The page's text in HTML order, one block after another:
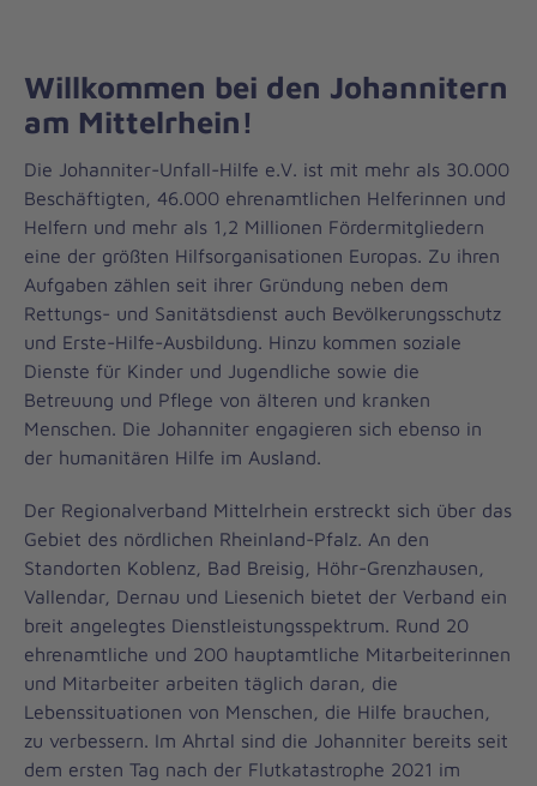
Willkommen bei den Johannitern
am Mittelrhein!
Die Johanniter-Unfall-Hilfe e.V. ist mit mehr als 30.000
Beschäftigten, 46.000 ehrenamtlichen Helferinnen und
Helfern und mehr als 1,2 Millionen Fördermitgliedern
eine der größten Hilfsorganisationen Europas. Zu ihren
Aufgaben zählen seit ihrer Gründung neben dem
Rettungs- und Sanitätsdienst auch Bevölkerungsschutz
und Erste-Hilfe-Ausbildung. Hinzu kommen soziale
Dienste für Kinder und Jugendliche sowie die
Betreuung und Pflege von älteren und kranken
Menschen. Die Johanniter engagieren sich ebenso in
der humanitären Hilfe im Ausland.
Der Regionalverband Mittelrhein erstreckt sich über das
Gebiet des nördlichen Rheinland-Pfalz. An den
Standorten Koblenz, Bad Breisig, Höhr-Grenzhausen,
Vallendar, Dernau und Liesenich bietet der Verband ein
breit angelegtes Dienstleistungsspektrum. Rund 20
ehrenamtliche und 200 hauptamtliche Mitarbeiterinnen
und Mitarbeiter arbeiten täglich daran, die
Lebenssituationen von Menschen, die Hilfe brauchen,
zu verbessern. Im Ahrtal sind die Johanniter bereits seit
dem ersten Tag nach der Flutkatastrophe 2021 im